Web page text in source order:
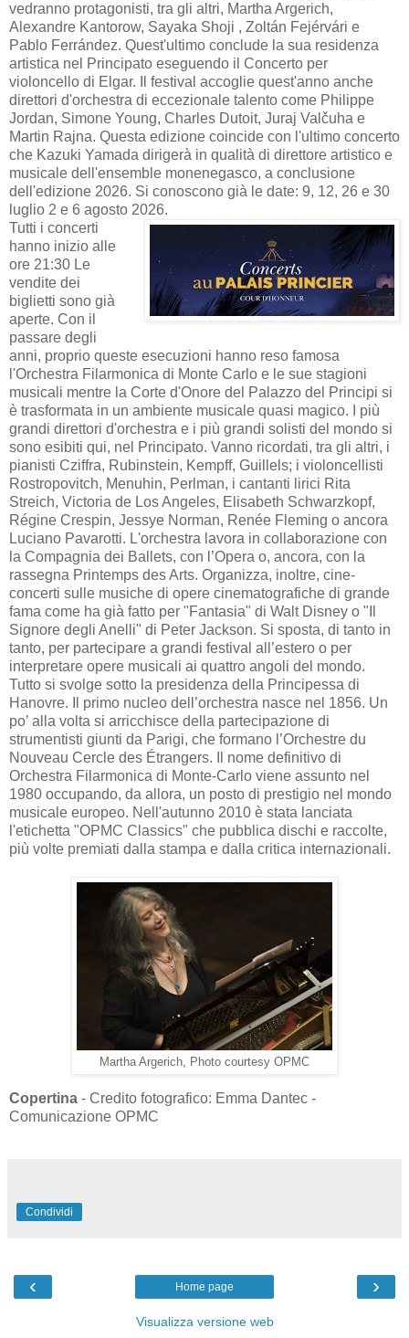
vedranno protagonisti, tra gli altri, Martha Argerich,
Alexandre Kantorow, Sayaka Shoji , Zoltán Fejérvári e
Pablo Ferrández. Quest'ultimo conclude la sua residenza
artistica nel Principato eseguendo il Concerto per
violoncello di Elgar. Il festival accoglie quest'anno anche
direttori d'orchestra di eccezionale talento come Philippe
Jordan, Simone Young, Charles Dutoit, Juraj Valčuha e
Martin Rajna. Questa edizione coincide con l'ultimo concerto
che Kazuki Yamada dirigerà in qualità di direttore artistico e
musicale dell'ensemble monenegasco, a conclusione
dell'edizione 2026. Si conoscono già le date: 9, 12, 26 e 30
luglio 2 e 6 agosto 2026.
Tutti i concerti
hanno inizio alle
ore 21:30 Le
vendite dei
biglietti sono già
aperte. Con il
passare degli
anni, proprio queste esecuzioni hanno reso famosa
l'Orchestra Filarmonica di Monte Carlo e le sue stagioni
musicali mentre la Corte d'Onore del Palazzo del Principi si
è trasformata in un ambiente musicale quasi magico. I più
grandi direttori d'orchestra e i più grandi solisti del mondo si
sono esibiti qui, nel Principato. Vanno ricordati, tra gli altri, i
pianisti Cziffra, Rubinstein, Kempff, Guillels; i violoncellisti
Rostropovitch, Menuhin, Perlman, i cantanti lirici Rita
Streich, Victoria de Los Angeles, Elisabeth Schwarzkopf,
Régine Crespin, Jessye Norman, Renée Fleming o ancora
Luciano Pavarotti. L'orchestra lavora in collaborazione con
la Compagnia dei Ballets, con l’Opera o, ancora, con la
rassegna Printemps des Arts. Organizza, inoltre, cine-
concerti sulle musiche di opere cinematografiche di grande
fama come ha già fatto per "Fantasia" di Walt Disney o "Il
Signore degli Anelli" di Peter Jackson. Si sposta, di tanto in
tanto, per partecipare a grandi festival all’estero o per
interpretare opere musicali ai quattro angoli del mondo.
Tutto si svolge sotto la presidenza della Principessa di
Hanovre. Il primo nucleo dell’orchestra nasce nel 1856. Un
po’ alla volta si arricchisce della partecipazione di
strumentisti giunti da Parigi, che formano l’Orchestre du
Nouveau Cercle des Étrangers. Il nome definitivo di
Orchestra Filarmonica di Monte-Carlo viene assunto nel
1980 occupando, da allora, un posto di prestigio nel mondo
musicale europeo. Nell'autunno 2010 è stata lanciata
l'etichetta "OPMC Classics" che pubblica dischi e raccolte,
più volte premiati dalla stampa e dalla critica internazionali.
Martha Argerich, Photo courtesy OPMC
Copertina - Credito fotografico: Emma Dantec -
Comunicazione OPMC
Condividi
‹ ›
Home page
Visualizza versione web